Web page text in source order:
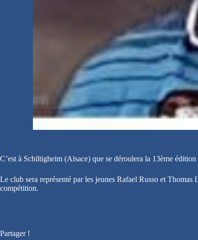
C’est à Schiltigheim (Alsace) que se déroulera la 13ème
Le club sera représenté par les jeunes Rafael Russo et
compétition.
Partager !